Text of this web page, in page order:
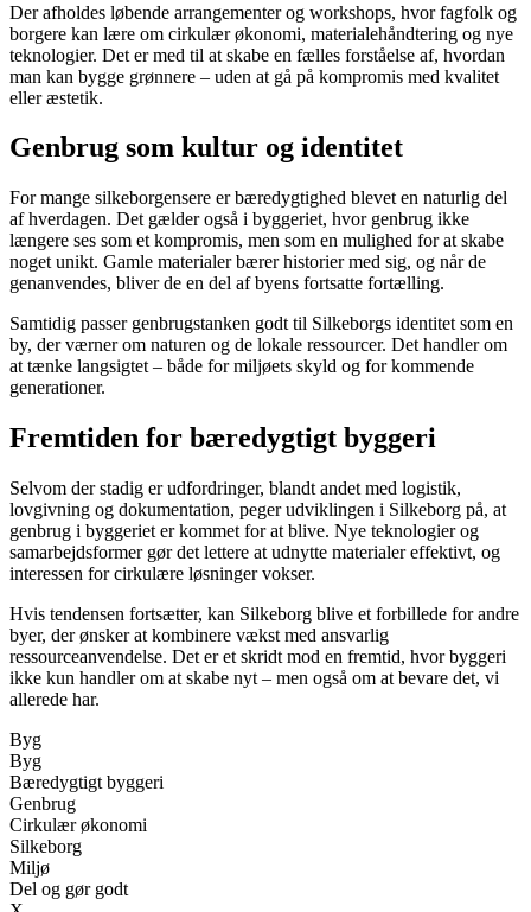
Der afholdes løbende arrangementer og workshops, hvor fagfolk og
borgere kan lære om cirkulær økonomi, materialehåndtering og nye
teknologier. Det er med til at skabe en fælles forståelse af, hvordan
man kan bygge grønnere – uden at gå på kompromis med kvalitet
eller æstetik.
Genbrug som kultur og identitet
For mange silkeborgensere er bæredygtighed blevet en naturlig del
af hverdagen. Det gælder også i byggeriet, hvor genbrug ikke
længere ses som et kompromis, men som en mulighed for at skabe
noget unikt. Gamle materialer bærer historier med sig, og når de
genanvendes, bliver de en del af byens fortsatte fortælling.
Samtidig passer genbrugstanken godt til Silkeborgs identitet som en
by, der værner om naturen og de lokale ressourcer. Det handler om
at tænke langsigtet – både for miljøets skyld og for kommende
generationer.
Fremtiden for bæredygtigt byggeri
Selvom der stadig er udfordringer, blandt andet med logistik,
lovgivning og dokumentation, peger udviklingen i Silkeborg på, at
genbrug i byggeriet er kommet for at blive. Nye teknologier og
samarbejdsformer gør det lettere at udnytte materialer effektivt, og
interessen for cirkulære løsninger vokser.
Hvis tendensen fortsætter, kan Silkeborg blive et forbillede for andre
byer, der ønsker at kombinere vækst med ansvarlig
ressourceanvendelse. Det er et skridt mod en fremtid, hvor byggeri
ikke kun handler om at skabe nyt – men også om at bevare det, vi
allerede har.
Byg
Byg
Bæredygtigt byggeri
Genbrug
Cirkulær økonomi
Silkeborg
Miljø
Del og gør godt